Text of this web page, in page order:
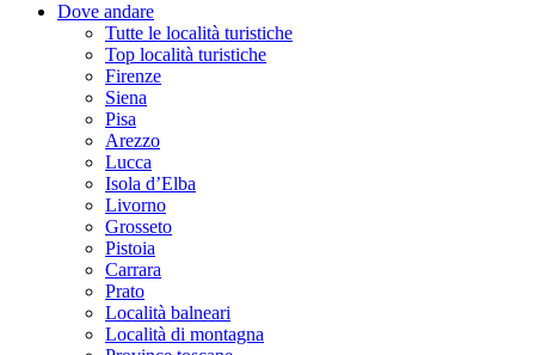
Dove andare
Tutte le località turistiche
Top località turistiche
Firenze
Siena
Pisa
Arezzo
Lucca
Isola d’Elba
Livorno
Grosseto
Pistoia
Carrara
Prato
Località balneari
Località di montagna